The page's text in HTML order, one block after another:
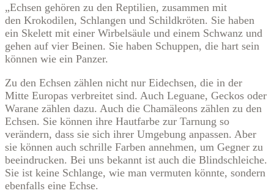
„Echsen gehören zu den Reptilien, zusammen mit
den Krokodilen, Schlangen und Schildkröten. Sie haben
ein Skelett mit einer Wirbelsäule und einem Schwanz und
gehen auf vier Beinen. Sie haben Schuppen, die hart sein
können wie ein Panzer.
Zu den Echsen zählen nicht nur Eidechsen, die in der
Mitte Europas verbreitet sind. Auch Leguane, Geckos oder
Warane zählen dazu. Auch die Chamäleons zählen zu den
Echsen. Sie können ihre Hautfarbe zur Tarnung so
verändern, dass sie sich ihrer Umgebung anpassen. Aber
sie können auch schrille Farben annehmen, um Gegner zu
beeindrucken. Bei uns bekannt ist auch die Blindschleiche.
Sie ist keine Schlange, wie man vermuten könnte, sondern
ebenfalls eine Echse.